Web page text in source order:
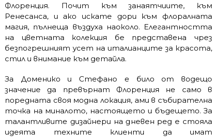
Флоренция. Почит към занаятчиите, към
Ренесанса, и ако искате дори към флоралната
магия, пълнеща въздуха наоколо. Елегантността
на цветната колекция бе представена чрез
безпогрешният усет на италианците за красота,
стил и внимание към детайла.
За Доменико и Стефано е било от водещо
значение да превърнат Флоренция не само в
поредната своя модна локация, ами в събирателна
точка на миналото, настоящето и бъдещето. За
талантливите дизайнери на дневен ред е стояла
идеята техните клиенти да имат